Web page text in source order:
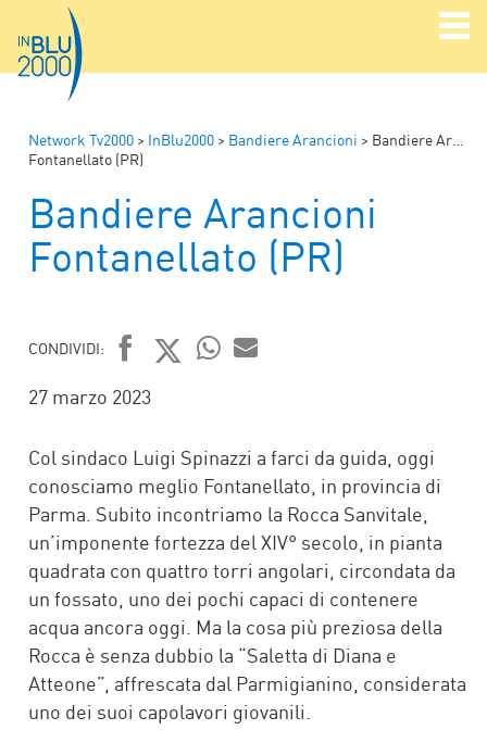
Network Tv2000 > InBlu2000 > Bandiere Arancioni > Bandiere Arancioni
Fontanellato (PR)
Bandiere Arancioni
Fontanellato (PR)
CONDIVIDI:
FACEBOOK
TWITTER
27 marzo 2023
Col sindaco Luigi Spinazzi a farci da guida, oggi
conosciamo meglio Fontanellato, in provincia di
Parma. Subito incontriamo la Rocca Sanvitale,
un’imponente fortezza del XIV° secolo, in pianta
quadrata con quattro torri angolari, circondata da
un fossato, uno dei pochi capaci di contenere
acqua ancora oggi. Ma la cosa più preziosa della
Rocca è senza dubbio la “Saletta di Diana e
Atteone”, affrescata dal Parmigianino, considerata
uno dei suoi capolavori giovanili.